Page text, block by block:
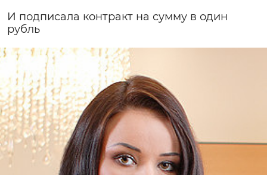
И подписала контракт на сумму в один
рубль